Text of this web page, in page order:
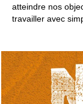
atteindre nos
travailler avec